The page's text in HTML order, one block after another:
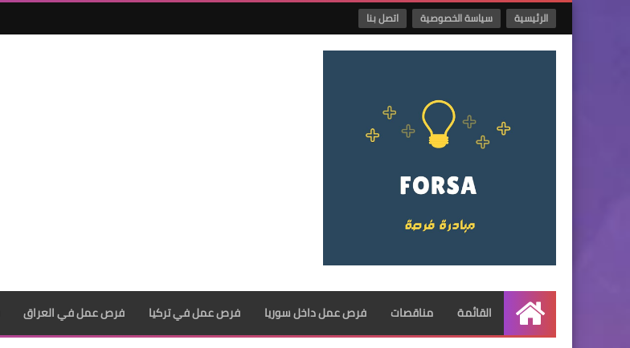
الرئيسية سياسة الخصوصية اتصل بنا
الرئيسية
القائمة مناقصات فرص عمل داخل سوريا فرص عمل في تركيا فرص عمل في العراق